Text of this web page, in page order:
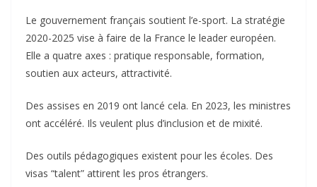
Le gouvernement français soutient l’e-sport. La stratégie
2020-2025 vise à faire de la France le leader européen.
Elle a quatre axes : pratique responsable, formation,
soutien aux acteurs, attractivité.
Des assises en 2019 ont lancé cela. En 2023, les ministres
ont accéléré. Ils veulent plus d’inclusion et de mixité.
Des outils pédagogiques existent pour les écoles. Des
visas “talent” attirent les pros étrangers.